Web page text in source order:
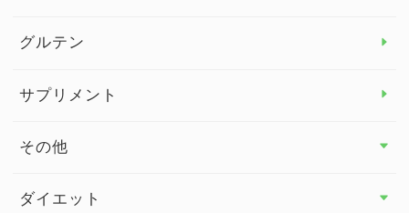
グルテン
サプリメント
その他
その他 トップ
ダイエット